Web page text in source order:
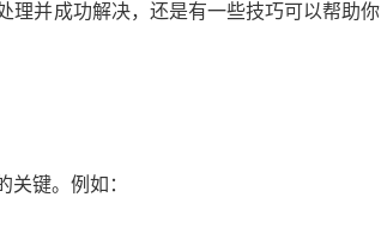
理并成功解决，还是有一些技巧可以帮助你
键。例如：